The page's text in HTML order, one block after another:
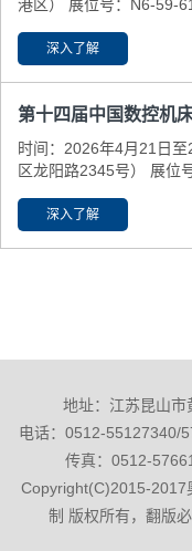
港区） 展位号：N6-59-61
深入了解
第十四届中国数控机
时间：2026年4月21日
区龙阳路2345号） 展位
深入了解
地址：江苏昆山
电话：0512-55127340/
传真：0512-
Copyright(C)2015-2017
制 版权所有，翻版必